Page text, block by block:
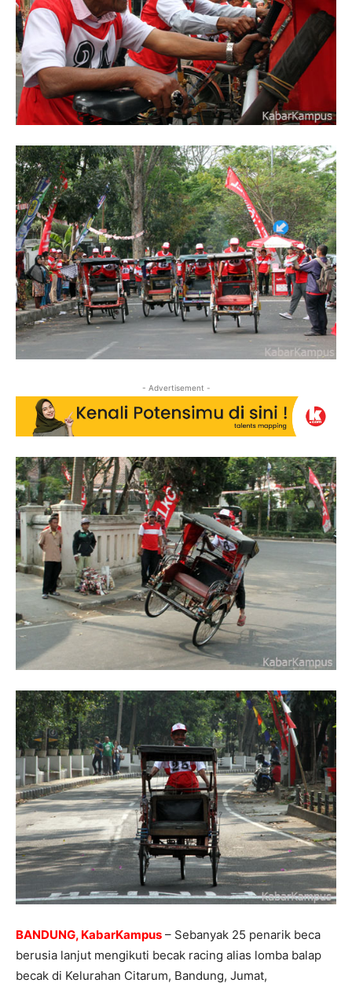
- Advertisement -
BANDUNG, KabarKampus – Sebanyak 25 penarik beca
berusia lanjut mengikuti becak racing alias lomba balap
becak di Kelurahan Citarum, Bandung, Jumat,